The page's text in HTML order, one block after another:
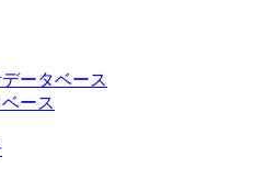
ータベース
ース